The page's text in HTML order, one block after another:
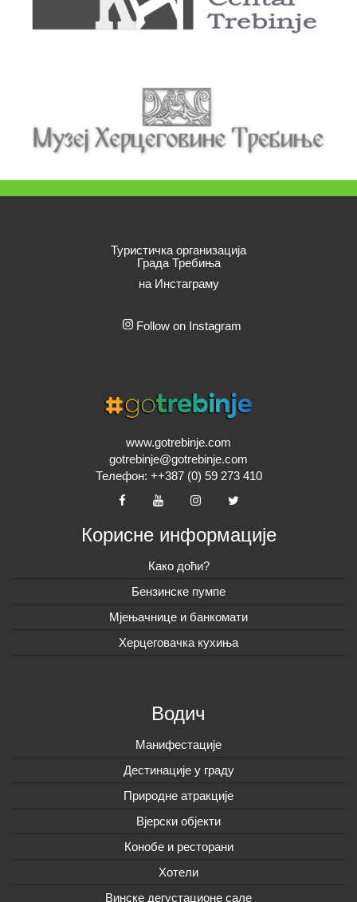
Туристичка организација
Града Требиња
на Инстаграму
Follow on Instagram
www.gotrebinje.com
gotrebinje@gotrebinje.com
Телефон: ++387 (0) 59 273 410
Корисне информације
Како доћи?
Бензинске пумпе
Мјењачнице и банкомати
Херцеговачка кухиња
Водич
Манифестације
Дестинације у граду
Природне атракције
Вјерски објекти
Конобе и ресторани
Хотели
Винске дегустационе сале